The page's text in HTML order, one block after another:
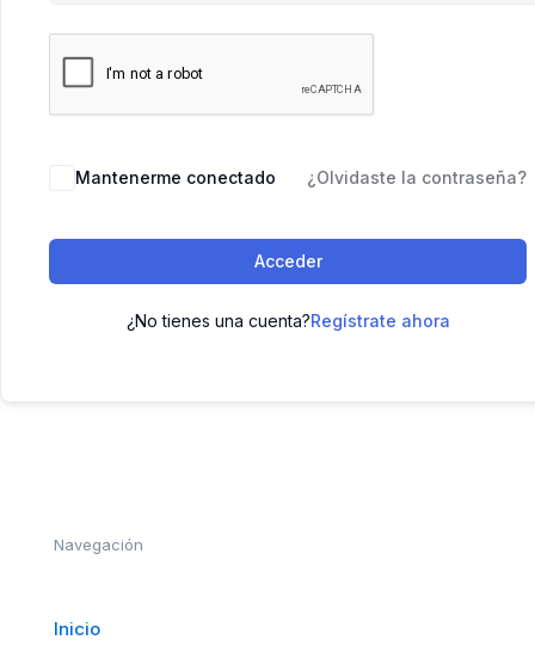
Mantenerme conectado ¿Olvidaste la contraseña?
Acceder
¿No tienes una cuenta?Regístrate ahora
Navegación
Inicio